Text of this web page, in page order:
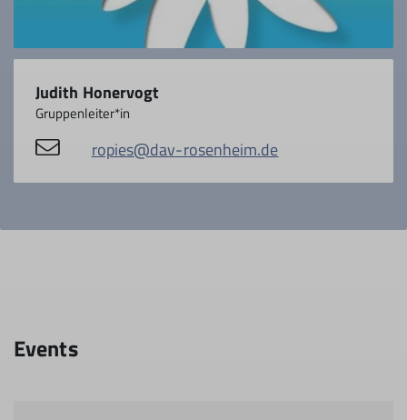
Judith Honervogt
Gruppenleiter*in
ropies@dav-rosenheim.de
Events